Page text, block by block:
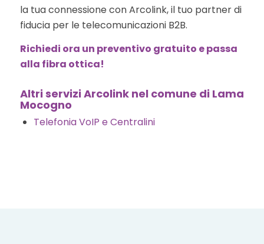
la tua connessione con Arcolink, il tuo partner di
fiducia per le telecomunicazioni B2B.
Richiedi ora un preventivo gratuito e passa
alla fibra ottica!
Altri servizi Arcolink nel comune di Lama
Mocogno
Telefonia VoIP e Centralini